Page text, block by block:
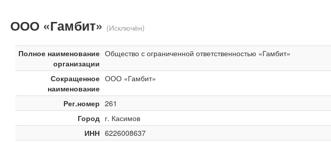
ООО «Гамбит» (Исключён)
Полное наименование
организации
Общество с ограниченной ответственностью «Гамбит»
Сокращенное
наименование
ООО «Гамбит»
Рег.номер 261
Город г. Касимов
ИНН 6226008637